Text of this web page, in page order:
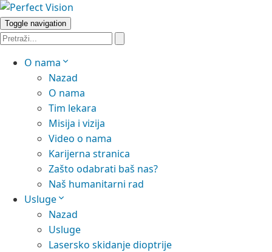
Toggle navigation
O nama
Nazad
O nama
Tim lekara
Misija i vizija
Video o nama
Karijerna stranica
Zašto odabrati baš nas?
Naš humanitarni rad
Usluge
Nazad
Usluge
Lasersko skidanje dioptrije